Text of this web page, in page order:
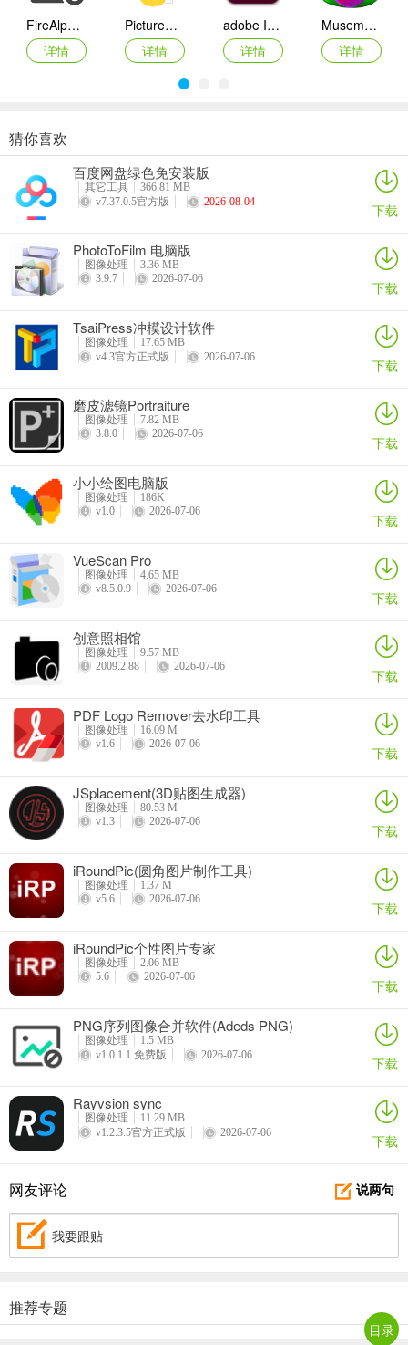
FireAlpaca
详情
PictureEcho(删除重复照片工具)
详情
adobe InDesign2021中文版
详情
Musemage(图像处理软件)
详情
微型离线地图地理信息标注绘制系统平台
详情
OrionH Plus
详情
图像编辑器(LazPaint)
Virtual Painter(虚拟油画大师)
猜你喜欢
百度网盘绿色免安装版
其它工具
366.81 MB
v7.37.0.5官方版
2026-08-04 下载
PhotoToFilm 电脑版
图像处理
3.36 MB
3.9.7
2026-07-06 下载
TsaiPress冲模设计软件
图像处理
17.65 MB
v4.3官方正式版
2026-07-06 下载
磨皮滤镜Portraiture
图像处理
7.82 MB
3.8.0
2026-07-06 下载
小小绘图电脑版
图像处理
186K
v1.0
2026-07-06 下载
VueScan Pro
图像处理
4.65 MB
v8.5.0.9
2026-07-06 下载
创意照相馆
图像处理
9.57 MB
2009.2.88
2026-07-06 下载
PDF Logo Remover去水印工具
图像处理
16.09 M
v1.6
2026-07-06 下载
JSplacement(3D贴图生成器)
图像处理
80.53 M
v1.3
2026-07-06 下载
iRoundPic(圆角图片制作工具)
图像处理
1.37 M
v5.6
2026-07-06 下载
iRoundPic个性图片专家
图像处理
2.06 MB
5.6
2026-07-06 下载
PNG序列图像合并软件(Adeds PNG)
图像处理
1.5 MB
v1.0.1.1 免费版
2026-07-06 下载
Rayvsion sync
图像处理
11.29 MB
v1.2.3.5官方正式版
2026-07-06 下载
公牛汇棋牌
壹张棋牌
说两句
网友评论
我要跟贴
推荐专题
目录